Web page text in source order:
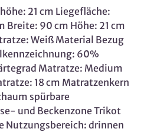
21 cm Liegefläche:
Breite: 90 cm Höhe: 21 cm
Weiß Material Bezug
60%
Matratze: Medium
18 cm Matratzenkern
spürbare
und Beckenzone Trikot
Nutzungsbereich: drinnen